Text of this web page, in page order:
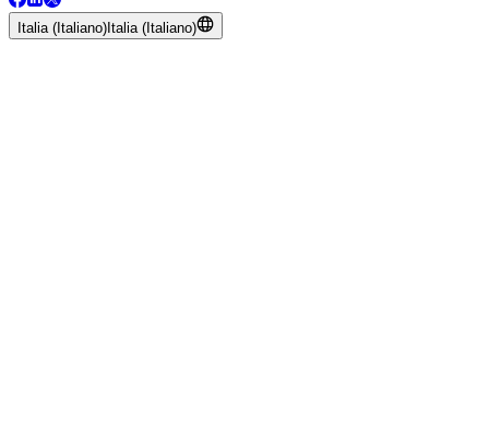
Italia (Italiano) Italia (Italiano)